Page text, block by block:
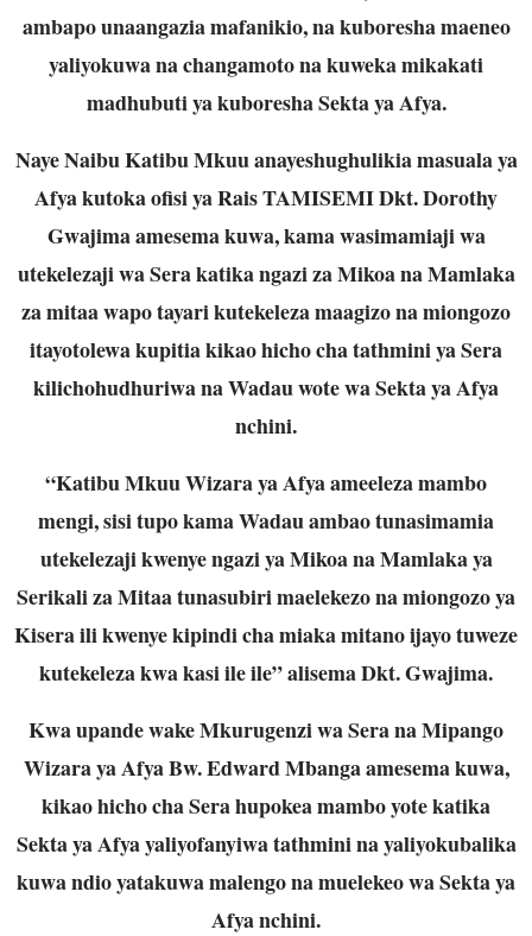
ambapo unaangazia mafanikio, na kuboresha maeneo
yaliyokuwa na changamoto na kuweka mikakati
madhubuti ya kuboresha Sekta ya Afya.
Naye Naibu Katibu Mkuu anayeshughulikia masuala ya
Afya kutoka ofisi ya Rais TAMISEMI Dkt. Dorothy
Gwajima amesema kuwa, kama wasimamiaji wa
utekelezaji wa Sera katika ngazi za Mikoa na Mamlaka
za mitaa wapo tayari kutekeleza maagizo na miongozo
itayotolewa kupitia kikao hicho cha tathmini ya Sera
kilichohudhuriwa na Wadau wote wa Sekta ya Afya
nchini.
“Katibu Mkuu Wizara ya Afya ameeleza mambo
mengi, sisi tupo kama Wadau ambao tunasimamia
utekelezaji kwenye ngazi ya Mikoa na Mamlaka ya
Serikali za Mitaa tunasubiri maelekezo na miongozo ya
Kisera ili kwenye kipindi cha miaka mitano ijayo tuweze
kutekeleza kwa kasi ile ile” alisema Dkt. Gwajima.
Kwa upande wake Mkurugenzi wa Sera na Mipango
Wizara ya Afya Bw. Edward Mbanga amesema kuwa,
kikao hicho cha Sera hupokea mambo yote katika
Sekta ya Afya yaliyofanyiwa tathmini na yaliyokubalika
kuwa ndio yatakuwa malengo na muelekeo wa Sekta ya
Afya nchini.